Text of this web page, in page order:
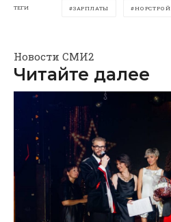
ТЕГИ ЗАРПЛАТЫ НОРСТРОЙ
Новости СМИ2
Читайте далее